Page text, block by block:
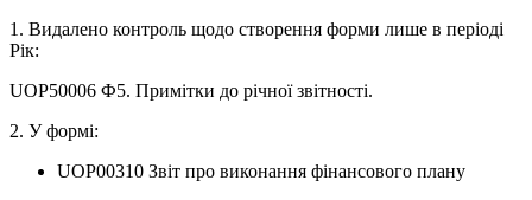
1. Видалено контроль щодо створення форми лише в періоді
Рік:
UOP50006 Ф5. Примітки до річної звітності.
2. У формі:
UOP00310 Звіт про виконання фінансового плану